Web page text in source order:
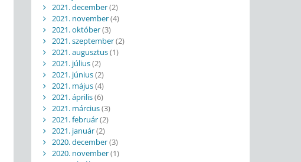
2021. december(2)
2021. november(4)
2021. október(3)
2021. szeptember(2)
2021. augusztus(1)
2021. július(2)
2021. június(2)
2021. május(4)
2021. április(6)
2021. március(3)
2021. február(2)
2021. január(2)
2020. december(3)
2020. november(1)